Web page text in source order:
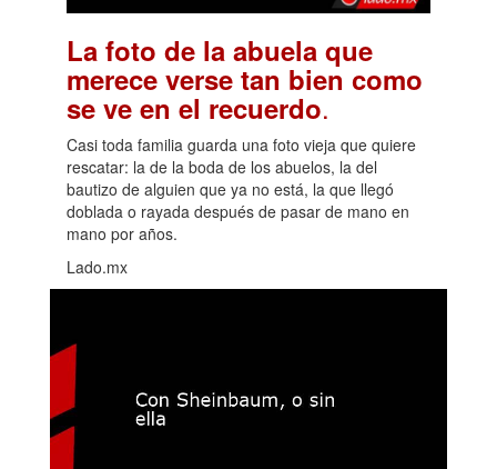
La foto de la abuela que
merece verse tan bien como
se ve en el recuerdo.
Casi toda familia guarda una foto vieja que quiere
rescatar: la de la boda de los abuelos, la del
bautizo de alguien que ya no está, la que llegó
doblada o rayada después de pasar de mano en
mano por años.
Lado.mx